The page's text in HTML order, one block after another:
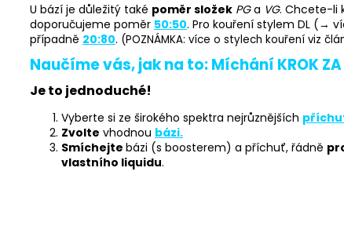
U bází je důležitý také poměr složek PGa VG. Chcete-li
doporučujeme poměr 50:50. Pro kouření stylem DL (→
případně 20:80. (POZNÁMKA: více o stylech kouření viz
Naučíme vás, jak na to: Míchání KROK ZA
Je to jednoduché!
Vyberte si ze širokého spektra nejrůznějších
Zvolte vhodnou bázi.
Smíchejte bázi (s boosterem) a příchuť, řádně
vlastního liquidu.
LIQUID DEKANG MENTHOL 10ML - 6MG
(MENTOL)
195 Kč
LIQUID
6MG
198 Kč